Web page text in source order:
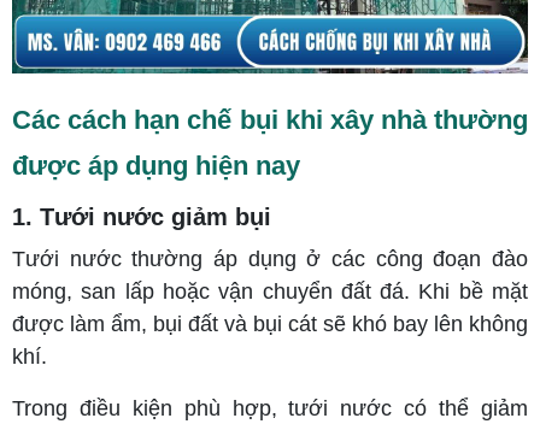
Các cách hạn chế bụi khi xây nhà thường
được áp dụng hiện nay
1. Tưới nước giảm bụi
Tưới nước thường áp dụng ở các công đoạn đào
móng, san lấp hoặc vận chuyển đất đá. Khi bề mặt
được làm ẩm, bụi đất và bụi cát sẽ khó bay lên không
khí.
Trong điều kiện phù hợp, tưới nước có thể giảm